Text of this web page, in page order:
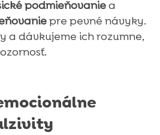
podmieňovaniea
pre pevné návyky.
a dávkujeme ich rozumne,